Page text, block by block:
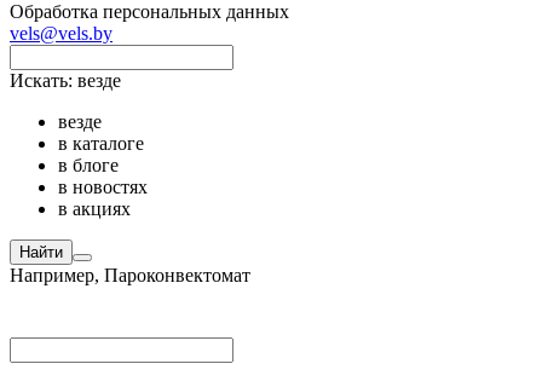
Обработка персональных данных
vels@vels.by
Искать: везде
везде
в каталоге
в блоге
в новостях
в акциях
Найти
Например, Пароконвектомат